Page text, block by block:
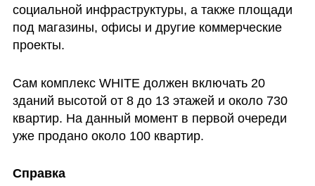
социальной инфраструктуры, а также площади
под магазины, офисы и другие коммерческие
проекты.
Сам комплекс WHITE должен включать 20
зданий высотой от 8 до 13 этажей и около 730
квартир. На данный момент в первой очереди
уже продано около 100 квартир.
Справка